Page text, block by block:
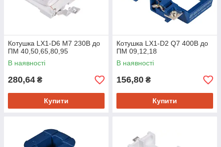
Котушка LX1-D6 M7 230B до
ПМ 40,50,65,80,95
В наявності
280,64 ₴
Купити
Котушка LX1-D2 Q7 400B до
ПМ 09,12,18
В наявності
156,80 ₴
Купити